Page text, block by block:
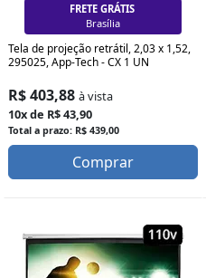
FRETE GRÁTIS
Curitiba
Tela de projeção retrátil, 2,03 x 1,52,
295025, App-Tech - CX 1 UN
R$ 403,88 à vista
10x de R$ 43,90
Total a prazo: R$ 439,00
Comprar